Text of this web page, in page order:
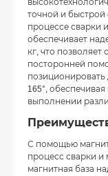
точной и быстрой
процессе сварки
обеспечивает
кг, что
посторонней
позиционировать
165°,
выполнении
С помощью
процесс сварки и
магнитная база